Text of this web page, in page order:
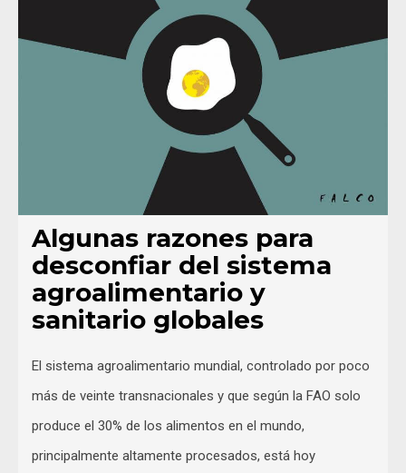
Algunas razones para
desconfiar del sistema
agroalimentario y
sanitario globales
El sistema agroalimentario mundial, controlado por poco
más de veinte transnacionales y que según la FAO solo
produce el 30% de los alimentos en el mundo,
principalmente altamente procesados, está hoy